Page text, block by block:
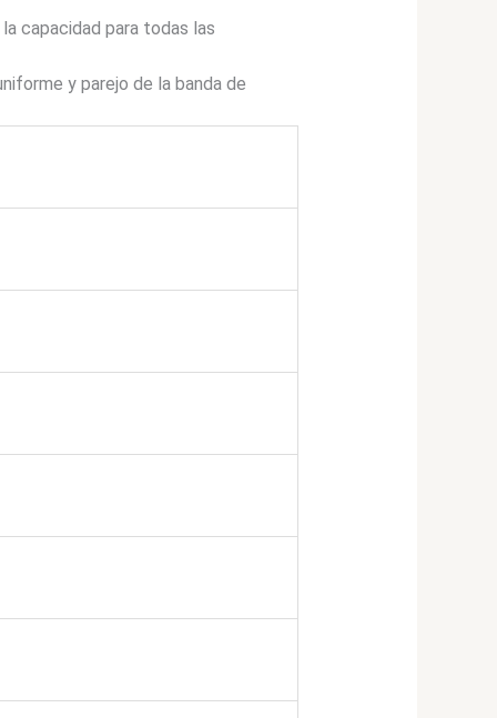
capacidad para todas las
y parejo de la banda de